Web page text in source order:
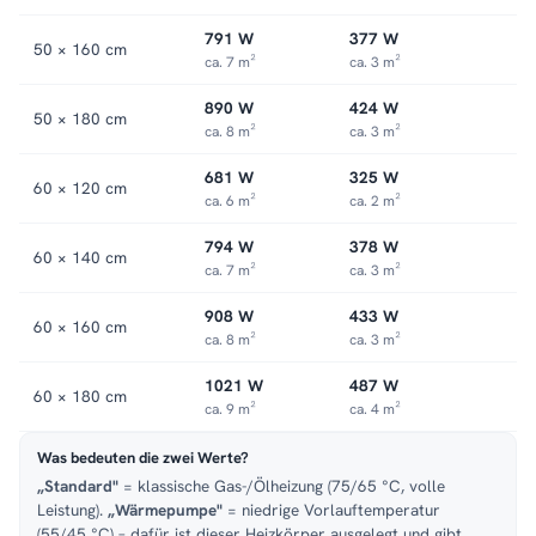
50 × 160 cm 791 W
ca. 7 m²
377 W
ca. 3 m²
50 × 180 cm 890 W
ca. 8 m²
424 W
ca. 3 m²
60 × 120 cm 681 W
ca. 6 m²
325 W
ca. 2 m²
60 × 140 cm 794 W
ca. 7 m²
378 W
ca. 3 m²
60 × 160 cm 908 W
ca. 8 m²
433 W
ca. 3 m²
60 × 180 cm 1021 W
ca. 9 m²
487 W
ca. 4 m²
Was bedeuten die zwei Werte?
„Standard" = klassische Gas-/Ölheizung (75/65 °C, volle
Leistung). „Wärmepumpe" = niedrige Vorlauftemperatur